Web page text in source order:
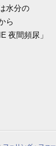
水分の
ら
夜間頻尿」